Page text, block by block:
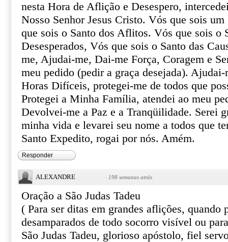
nesta Hora de Aflição e Desespero,
Nosso Senhor Jesus Cristo. Vós que sois
que sois o Santo dos Aflitos. Vós que sois o
Desesperados, Vós que sois o Santo das
me, Ajudai-me, Dai-me Força, Coragem e
meu pedido (pedir a graça desejada). Ajudai-
Horas Difíceis, protegei-me de todos que
Protegei a Minha Família, atendei ao meu
Devolvei-me a Paz e a Tranqüilidade. Serei
minha vida e levarei seu nome a todos que
Santo Expedito, rogai por nós. Amém.
Responder
ALEXANDRE · 198 semanas atrás
Oração a São Judas Tadeu
( Para ser ditas em grandes aflições, quando
desamparados de todo socorro visível ou
São Judas Tadeu, glorioso apóstolo, fiel